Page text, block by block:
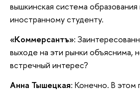
вышкинская система
иностранному студенту.
«Коммерсантъ»:
выходе на эти рынки объяснима,
встречный интерес?
Анна Тышецкая: Конечно. В этом